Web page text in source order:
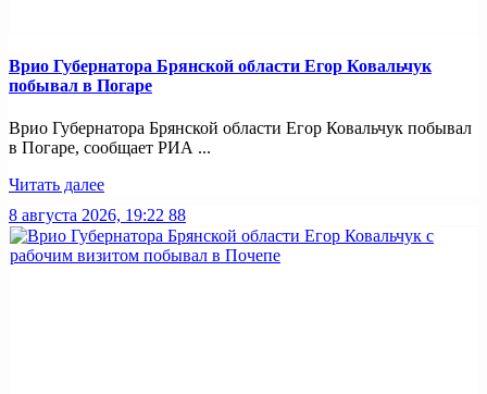
Врио Губернатора Брянской области Егор Ковальчук
побывал в Погаре
Врио Губернатора Брянской области Егор Ковальчук побывал
в Погаре, сообщает РИА ...
Читать далее
8 августа 2026, 19:22 88